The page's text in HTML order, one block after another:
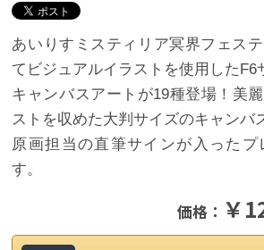
あいりすミスティリア冥界フェス
てビジュアルイラストを使用したF6
キャンバスアートが19種登場！美
ストを収めた大判サイズのキャンバ
原画担当の直筆サインが入った
す。
価格： ￥